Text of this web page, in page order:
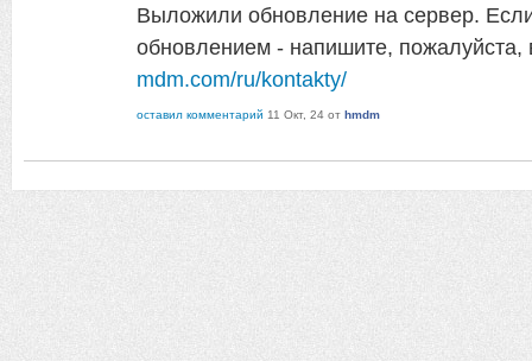
Выложили обновление на сервер.
обновлением - напишите, пожалуйста,
mdm.com/ru/kontakty/
оставил комментарий 11 Окт, 24 от hmdm